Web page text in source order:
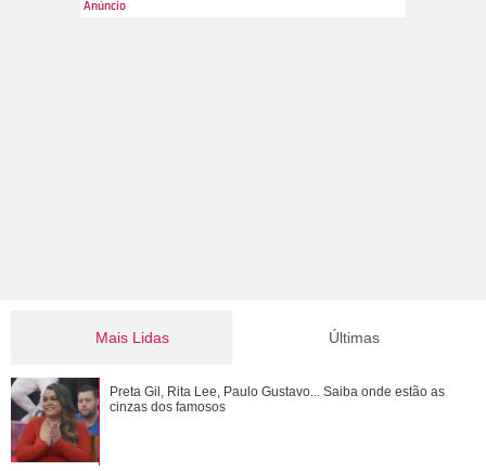
Mais Lidas
Bruna Marquezine, Camila Cabello, Hailey Bieber...
Relembre os amores - e affairs - de Shawn ...
Últimas
Preta Gil, Rita Lee, Paulo Gustavo... Saiba onde estão as
cinzas dos famosos